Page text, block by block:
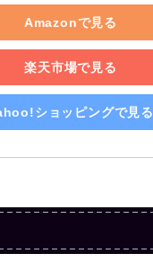
Amazonで見る
楽天市場で見る
ショッピングで見る